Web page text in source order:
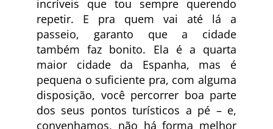
incríveis que tou sempre querendo
repetir. E pra quem vai até lá a
passeio, garanto que a cidade
também faz bonito. Ela é a quarta
maior cidade da Espanha, mas é
pequena o suficiente pra, com alguma
disposição, você percorrer boa parte
dos seus pontos turísticos a pé – e,
convenhamos, não há forma melhor